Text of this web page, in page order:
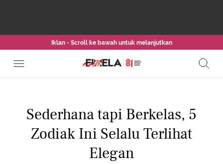
Iklan - Scroll ke bawah untuk melanjutkan
Sederhana tapi Berkelas, 5
Zodiak Ini Selalu Terlihat
Elegan